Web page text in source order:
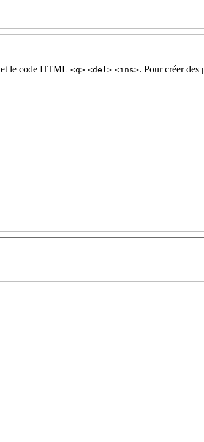
et le code HTML <q> <del> <ins>. Pour créer des